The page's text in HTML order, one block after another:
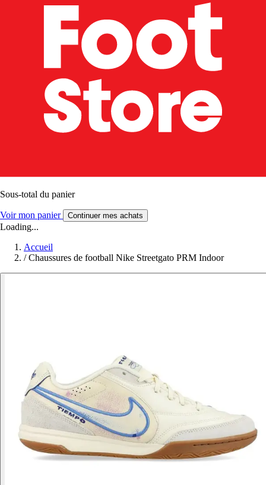
Sous-total du panier
Voir mon panier Continuer mes achats
Loading...
Accueil
/ Chaussures de football Nike Streetgato PRM Indoor